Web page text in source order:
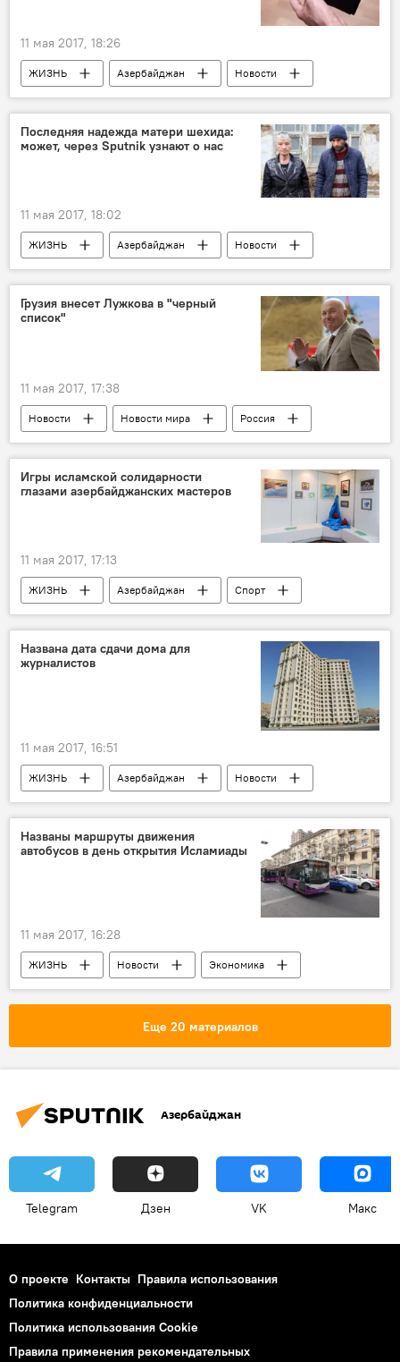
11 мая 2017, 18:26
ЖИЗНЬ Азербайджан
Новости
Экономика
Ханс Тиммер
прожиточный минимум
Последняя надежда матери шехида:
может, через Sputnik узнают о нас
11 мая 2017, 18:02
ЖИЗНЬ Азербайджан
Новости
Худат
Алма Ахмедова
Помощь
Шехид
Бедность Дом
Грузия внесет Лужкова в "черный
список"
11 мая 2017, 17:38
Новости Новости мира
Россия
Россия
Грузия
Юрий Лужков
Шалва Хуцишвили
Игры исламской солидарности
глазами азербайджанских мастеров
11 мая 2017, 17:13
ЖИЗНЬ Азербайджан
Спорт
Новости
Баку
Агали Ибрагимов
Фарида Шамси
Музей независимости Азербайджана
Выставка
Игры Исламской солидарности в Баку
Названа дата сдачи дома для
журналистов
11 мая 2017, 16:51
ЖИЗНЬ Азербайджан
Новости
Баку
Сабаил
Вугар Сафарли
Названы маршруты движения
автобусов в день открытия Исламиады
11 мая 2017, 16:28
ЖИЗНЬ Новости
Экономика
Баку
Автобусы
Маршруты
Изменения
Исламиада
Еще 20 материалов
Азербайджан
Telegram Дзен VK Макс
О проекте Контакты Правила использования
Политика конфиденциальности
Политика использования Cookie
Правила применения рекомендательных